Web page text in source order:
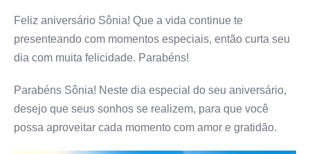
Feliz aniversário Sônia! Que a vida continue te
presenteando com momentos especiais, então curta seu
dia com muita felicidade. Parabéns!
Parabéns Sônia! Neste dia especial do seu aniversário,
desejo que seus sonhos se realizem, para que você
possa aproveitar cada momento com amor e gratidão.